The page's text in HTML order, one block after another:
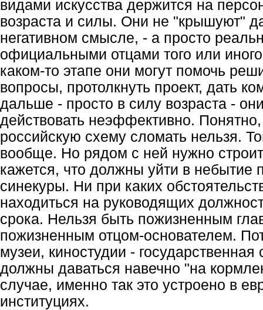
видами искусства держится на
возраста и силы. Они не "крышуют"
негативном смысле, - а просто
официальными отцами того или
каком-то этапе они могут помочь
вопросы, протолкнуть проект, дать
дальше - просто в силу возраста -
действовать неэффективно.
российскую схему сломать нельзя.
вообще. Но рядом с ней нужно
кажется, что должны уйти в небытие
синекуры. Ни при каких
находиться на руководящих
срока. Нельзя быть пожизненным
пожизненным отцом-основателем.
музеи, киностудии -
должны даваться навечно "на
случае, именно так это устроено в
институциях.